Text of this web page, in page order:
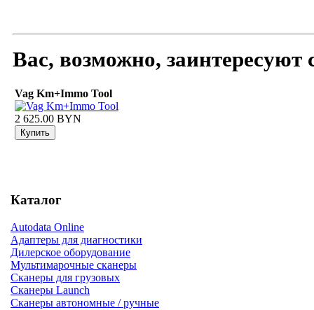
Вас, возможно,
Vag Km+Immo Tool
2 625.00 BYN
Каталог
Autodata Online
Адаптеры для диагностики
Дилерское оборудование
Мультимарочные сканеры
Сканеры для грузовых
Сканеры Launch
Сканеры автономные / ручные